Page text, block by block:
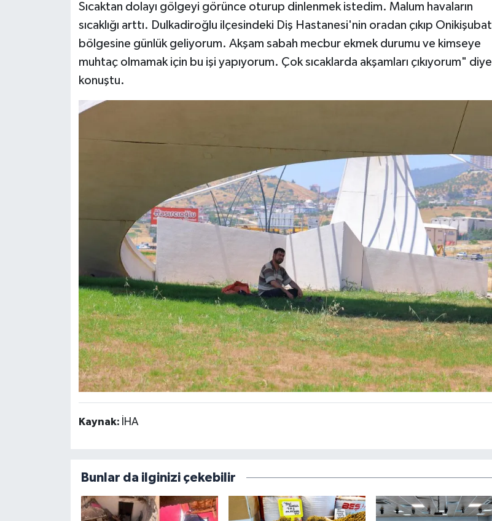
Sıcaktan dolayı gölgeyi görünce oturup dinlenmek istedim. Malum havaların
sıcaklığı arttı. Dulkadiroğlu ilçesindeki Diş Hastanesi'nin oradan çıkıp Onikişubat
bölgesine günlük geliyorum. Akşam sabah mecbur ekmek durumu ve kimseye
muhtaç olmamak için bu işi yapıyorum. Çok sıcaklarda akşamları çıkıyorum" diye
konuştu.
Kaynak: İHA
Bunlar da ilginizi çekebilir